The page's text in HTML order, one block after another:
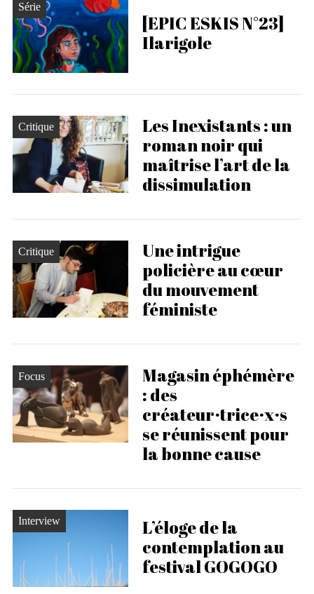
Série
[EPIC ESKIS N°23]
Ilarigole
Critique
Les Inexistants : un
roman noir qui
maîtrise l’art de la
dissimulation
Critique
Une intrigue
policière au cœur
du mouvement
féministe
Focus
Magasin éphémère
: des
créateur·trice·x·s
se réunissent pour
la bonne cause
Interview
L’éloge de la
contemplation au
festival GOGOGO